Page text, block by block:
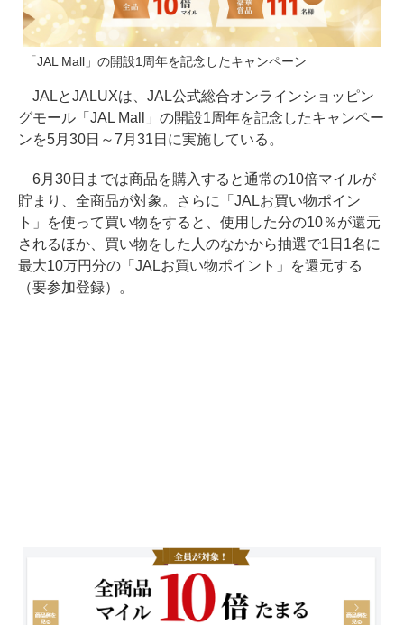
「JAL Mall」の開設1周年を記念したキャンペーン
JALとJALUXは、JAL公式総合オンラインショッピン
グモール「JAL Mall」の開設1周年を記念したキャンペー
ンを5月30日～7月31日に実施している。
6月30日までは商品を購入すると通常の10倍マイルが
貯まり、全商品が対象。さらに「JALお買い物ポイン
ト」を使って買い物をすると、使用した分の10％が還元
されるほか、買い物をした人のなかから抽選で1日1名に
最大10万円分の「JALお買い物ポイント」を還元する
（要参加登録）。